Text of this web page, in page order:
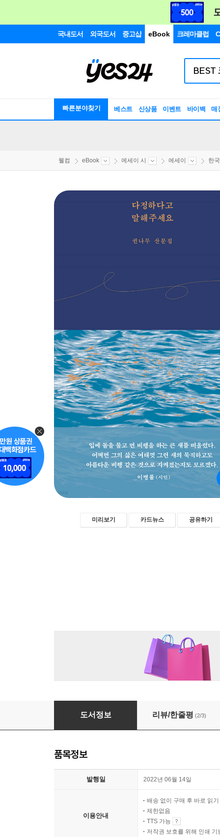
국내도서 외국도서 중고샵 eBook 크레마클럽
빠른분야찾기 베스트 신상품 이벤트 바이백 매
웰컴 eBook 에세이 시 에세이 한
미리보기 카드뉴스 공유하기
다정하다고 말해주세요
도서정보 리뷰/한줄평 (2/3)
품목정보
발행일 2022년 06월 14일
이용안내
배송 없이 구매 후 바로 읽기
제한없음
TTS 가능
저작권 보호를 위해 인쇄 기